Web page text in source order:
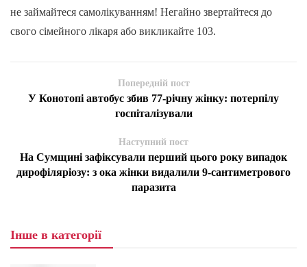
не займайтеся самолікуванням! Негайно звертайтеся до
свого сімейного лікаря або викликайте 103.
Попередній пост
У Конотопі автобус збив 77-річну жінку: потерпілу
госпіталізували
Наступний пост
На Сумщині зафіксували перший цього року випадок
дирофіляріозу: з ока жінки видалили 9-сантиметрового
паразита
Інше в категорії